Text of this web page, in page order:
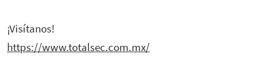
¡Visítanos!
https://www.totalsec.com.mx/